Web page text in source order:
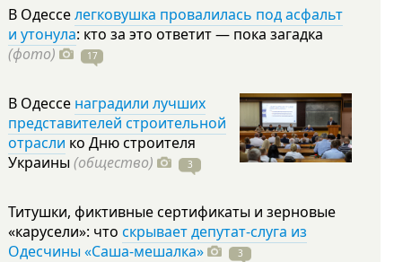
В Одесселегковушка провалилась под асфальт
и утонула: кто за это ответит — пока загадка
(фото)
17
В Одессе наградили лучших
представителей строительной
отрасли ко Дню строителя
Украины (общество) 3
Титушки, фиктивные сертификаты и зерновые
«карусели»: что скрывает депутат-слуга из
Одесчины «Саша-мешалка»
3